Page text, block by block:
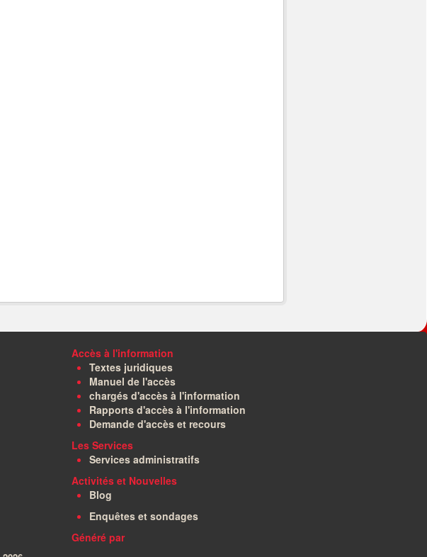
Accès à l'information
Textes juridiques
Manuel de l'accès
chargés d'accès à l'information
Rapports d'accès à l'information
Demande d'accès et recours
Les Services
Services administratifs
Activités et Nouvelles
Blog
Enquêtes et sondages
Généré par